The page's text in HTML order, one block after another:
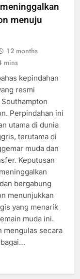
menuju
12 months
mins
kepindahan
resmi
Perpindahan ini
utama di dunia
terutama di
muda dan
Keputusan
bergabung
menunjukkan
yang menarik
muda ini.
mengulas secara